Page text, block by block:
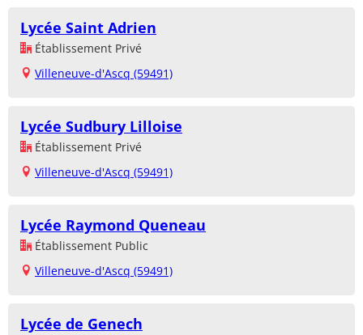
Lycée Saint Adrien
Établissement Privé
Villeneuve-d'Ascq (59491)
Lycée Sudbury Lilloise
Établissement Privé
Villeneuve-d'Ascq (59491)
Lycée Raymond Queneau
Établissement Public
Villeneuve-d'Ascq (59491)
Lycée de Genech